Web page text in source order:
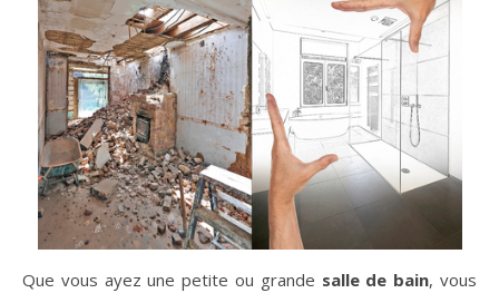
Que vous ayez une petite ou grande salle de bain, vous